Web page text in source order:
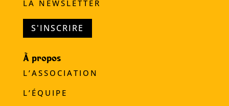
LA NEWSLETTER
S'INSCRIRE
À propos
L’ASSOCIATION
L’ÉQUIPE